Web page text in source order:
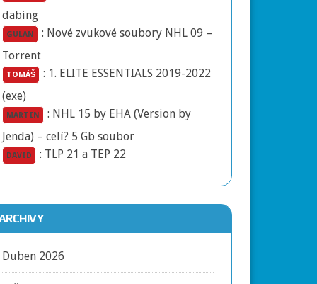
dabing
GULAN : Nové zvukové soubory NHL 09 –
Torrent
TOMÁŠ : 1. ELITE ESSENTIALS 2019-2022
(exe)
MARTIN : NHL 15 by EHA (Version by
Jenda) – celí? 5 Gb soubor
DAVID : TLP 21 a TEP 22
Duben 2026